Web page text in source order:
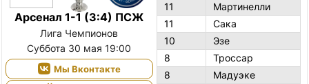
Арсенал 1-1 (3:4) ПСЖ
Лига Чемпионов
Суббота 30 мая 19:00
Мы Вконтакте
11
Мартинелли
11
Сака
10
Эзе
8
Троссар
8
Мадуэке